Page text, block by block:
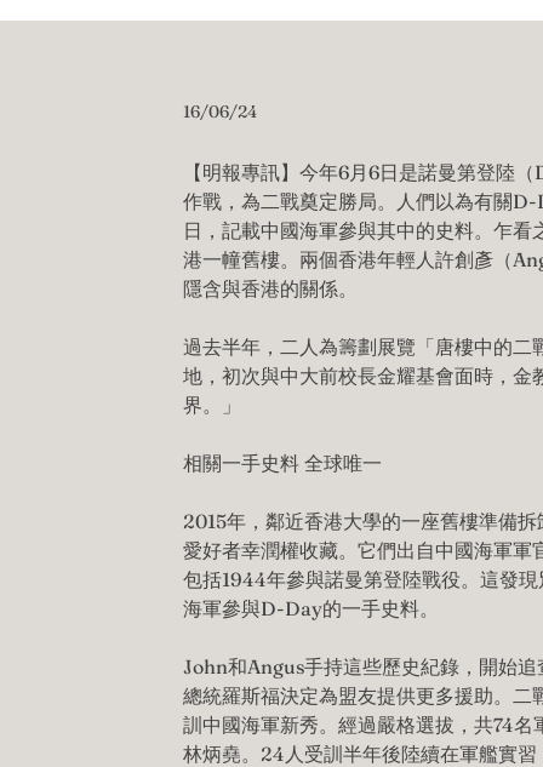
16/06/24
【明報專訊】今年6月6日是諾曼第登陸
作戰，為二戰奠定勝局。人們以為有關
日，記載中國海軍參與其中的史料。乍
港一幢舊樓。兩個香港年輕人許創彥（
隱含與香港的關係。
過去半年，二人為籌劃展覽「唐樓中的
地，初次與中大前校長金耀基會面時，
界。」
相關一手史料 全球唯一
2015年，鄰近香港大學的一座舊樓準備
愛好者幸潤權收藏。它們出自中國海軍
包括1944年參與諾曼第登陸戰役。這發
海軍參與D-Day的一手史料。
John和Angus手持這些歷史紀錄，開始
總統羅斯福決定為盟友提供更多援助。
訓中國海軍新秀。經過嚴格選拔，共74
林炳堯。24人受訓半年後陸續在軍艦實